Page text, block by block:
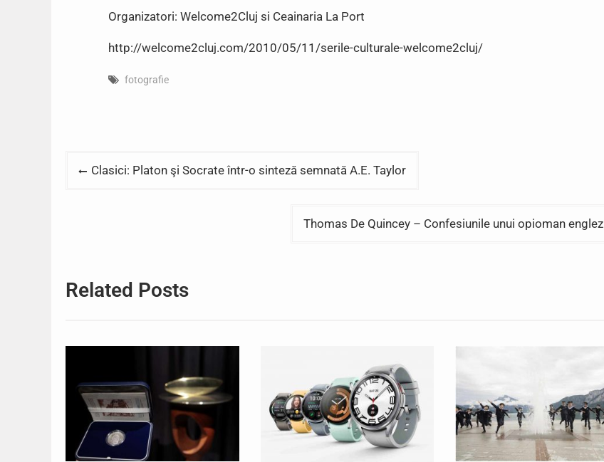
Organizatori: Welcome2Cluj si Ceainaria La Port
http://welcome2cluj.com/2010/05/11/serile-culturale-welcome2cluj/
fotografie
PostClasici: Platon şi Socrate într-o sinteză semnată A.E. Taylor
Thomas De Quincey – Confesiunile unui opioman englez
Related Posts